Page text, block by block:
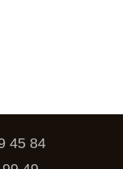
45 84